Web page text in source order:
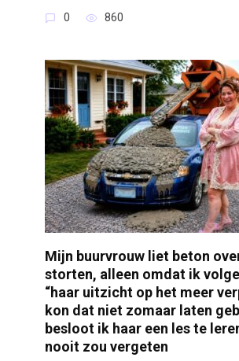
0 860
Mijn buurvrouw liet beton
storten, alleen omdat ik
“haar uitzicht op het meer
kon dat niet zomaar laten
besloot ik haar een les te
nooit zou vergeten